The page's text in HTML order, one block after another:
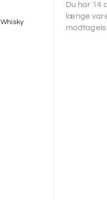
Whisky
Du har 14
længe